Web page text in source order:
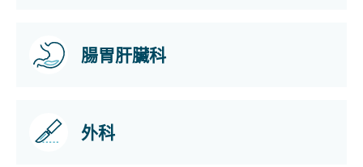
腸胃肝臟科
外科